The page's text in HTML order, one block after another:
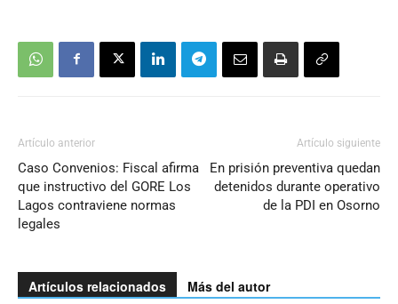
Artículo anterior
Caso Convenios: Fiscal afirma
que instructivo del GORE Los
Lagos contraviene normas
legales
Artículo siguiente
En prisión preventiva quedan
detenidos durante operativo
de la PDI en Osorno
Artículos relacionados Más del autor